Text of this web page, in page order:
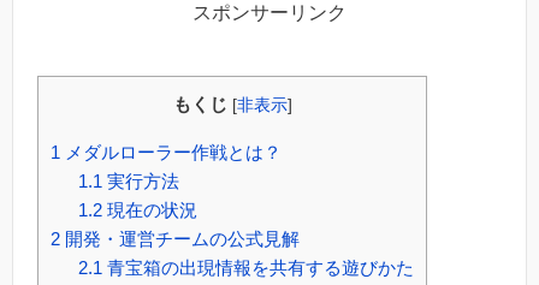
スポンサーリンク
もくじ [非表示]
1 メダルローラー作戦とは？
1.1 実行方法
1.2現在の状況
2 開発・運営チームの公式見解
2.1 青宝箱の出現情報を共有する遊びかた